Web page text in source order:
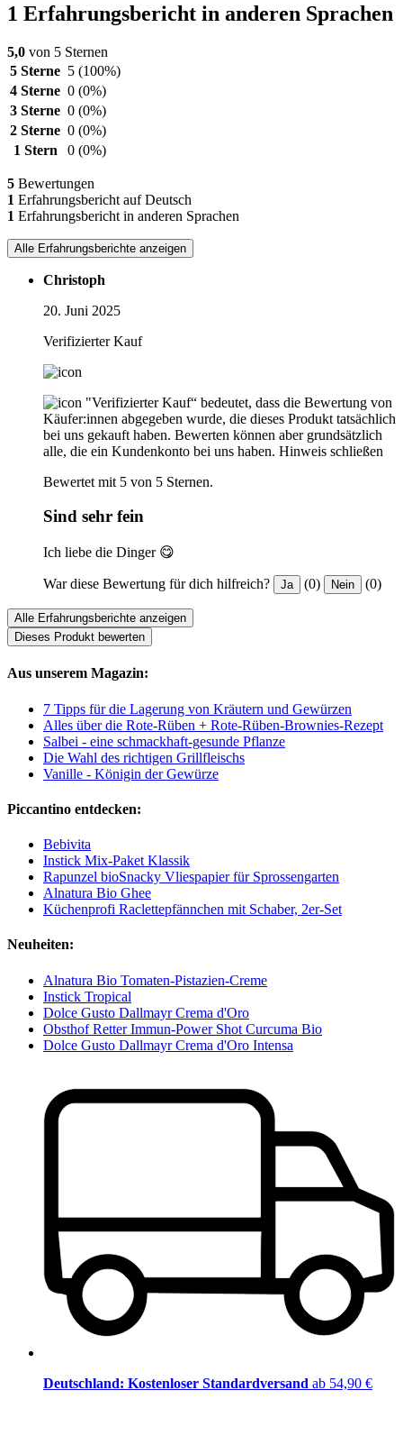
1 Erfahrungsbericht in anderen Sprachen
5,0 von 5 Sternen
5 Sterne 5 (100%)
4 Sterne 0 (0%)
3 Sterne 0 (0%)
2 Sterne 0 (0%)
1 Stern
0 (0%)
5 Bewertungen
1 Erfahrungsbericht auf Deutsch
1 Erfahrungsbericht in anderen Sprachen
Alle Erfahrungsberichte anzeigen
Christoph
20. Juni 2025
Verifizierter Kauf
"Verifizierter Kauf“ bedeutet, dass die Bewertung von
Käufer:innen abgegeben wurde, die dieses Produkt tatsächlich
bei uns gekauft haben. Bewerten können aber grundsätzlich
alle, die ein Kundenkonto bei uns haben. Hinweis schließen
Bewertet mit 5 von 5 Sternen.
Sind sehr fein
Ich liebe die Dinger 😋
War diese Bewertung für dich hilfreich? Ja (0) Nein (0)
Alle Erfahrungsberichte anzeigen
Dieses Produkt bewerten
Aus unserem Magazin:
7 Tipps für die Lagerung von Kräutern und Gewürzen
Alles über die Rote-Rüben + Rote-Rüben-Brownies-Rezept
Salbei - eine schmackhaft-gesunde Pflanze
Die Wahl des richtigen Grillfleischs
Vanille - Königin der Gewürze
Piccantino entdecken:
Bebivita
Instick Mix-Paket Klassik
Rapunzel bioSnacky Vliespapier für Sprossengarten
Alnatura Bio Ghee
Küchenprofi Raclettepfännchen mit Schaber, 2er-Set
Neuheiten:
Alnatura Bio Tomaten-Pistazien-Creme
Instick Tropical
Dolce Gusto Dallmayr Crema d'Oro
Obsthof Retter Immun-Power Shot Curcuma Bio
Dolce Gusto Dallmayr Crema d'Oro Intensa
Deutschland: Kostenloser Standardversand ab 54,90 €